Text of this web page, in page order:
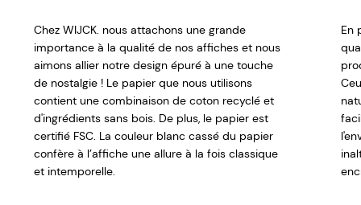
Chez WIJCK. nous attachons une grande
importance à la qualité de nos affiches et nous
aimons allier notre design épuré à une touche
de nostalgie ! Le papier que nous utilisons
contient une combinaison de coton recyclé et
d'ingrédients sans bois. De plus, le papier est
certifié FSC. La couleur blanc cassé du papier
confère à l’affiche une allure à la fois classique
et intemporelle.
En